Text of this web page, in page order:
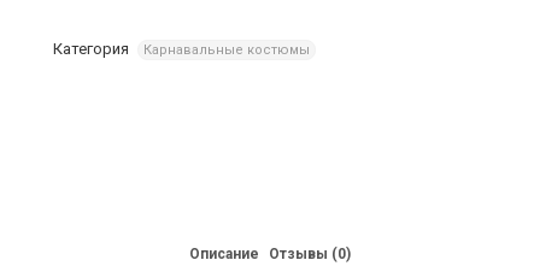
Категория Карнавальные костюмы
Описание Отзывы (0)